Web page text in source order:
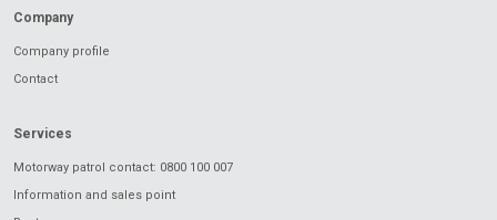
Company
Company profile
Contact
Services
Motorway patrol contact: 0800 100 007
Information and sales point